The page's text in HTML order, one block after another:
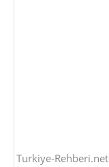
Turkiye-Rehberi.net